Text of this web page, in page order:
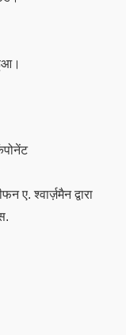
ए. श्वार्ज़मैन द्वारा